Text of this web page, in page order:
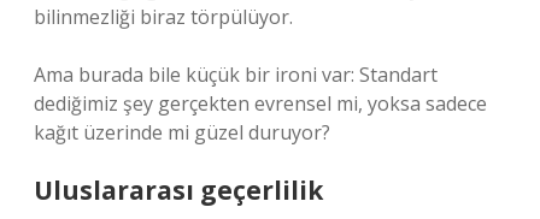
bilinmezliği biraz törpülüyor.
Ama burada bile küçük bir ironi var: Standart
dediğimiz şey gerçekten evrensel mi, yoksa sadece
kağıt üzerinde mi güzel duruyor?
Uluslararası geçerlilik